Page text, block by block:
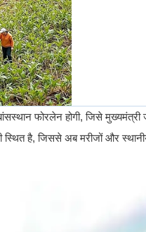
फोरलेन होगी, जिसे
स्थित है, जिससे अब मरीजों और